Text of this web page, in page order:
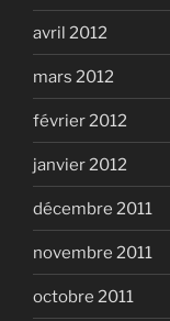
avril 2012
mars 2012
février 2012
janvier 2012
décembre 2011
novembre 2011
octobre 2011